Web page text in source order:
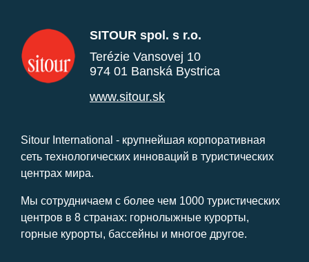
SITOUR spol. s r.o.
Terézie Vansovej 10
974 01 Banská Bystrica
www.sitour.sk
Sitour International - крупнейшая корпоративная
сеть технологических инноваций в туристических
центрах мира.
Мы сотрудничаем с более чем 1000 туристических
центров в 8 странах: горнолыжные курорты,
горные курорты, бассейны и многое другое.